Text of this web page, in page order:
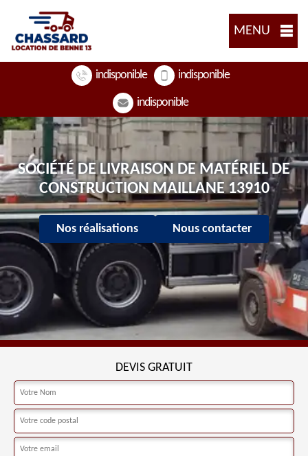
MENU
indisponible indisponible
indisponible
SOCIÉTÉ DE LIVRAISON DE MATÉRIEL DE
CONSTRUCTION MAILLANE 13910
Nos réalisations Nous contacter
DEVIS GRATUIT